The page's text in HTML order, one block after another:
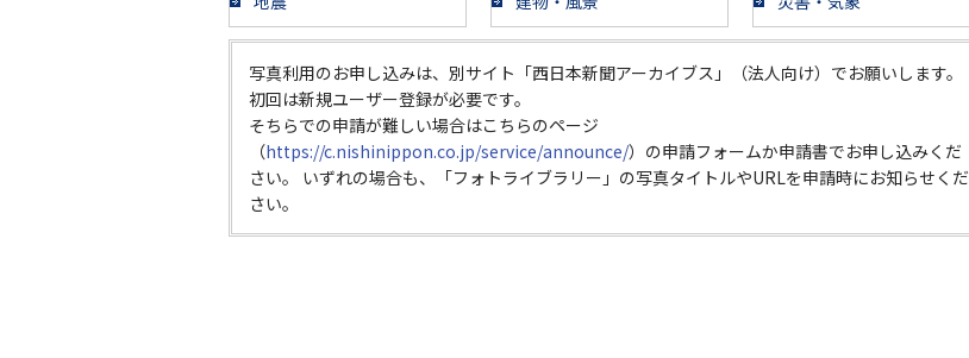
写真利用のお申し込みは、別サイト「西日本新聞アーカイブス」（法人向け）でお願いします。
初回は新規ユーザー登録が必要です。
そちらでの申請が難しい場合はこちらのページ
（https://c.nishinippon.co.jp/service/announce/）の申請フォームか申請書でお申し込みくだ
さい。 いずれの場合も、「フォトライブラリー」の写真タイトルやURLを申請時にお知らせくだ
さい。